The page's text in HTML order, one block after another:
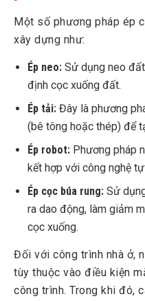
Một số phương pháp ép
xây dựng như:
Ép neo: Sử dụng neo
định cọc xuống đất.
Ép tải: Đây là phương
(bê tông hoặc thép) để
Ép robot: Phương pháp
kết hợp với công nghệ
Ép cọc búa rung: Sử
ra dao động, làm giảm
cọc xuống.
Đối với công trình nhà ở,
tùy thuộc vào điều kiện
công trình. Trong khi đó,